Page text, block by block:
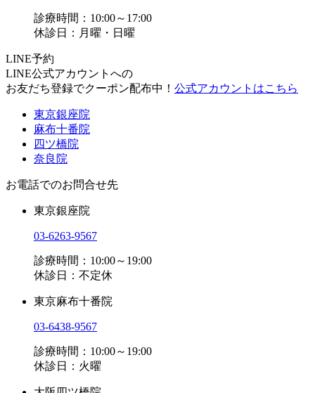
診療時間：10:00～17:00
休診日：月曜・日曜
LINE予約
LINE公式アカウントへの
お友だち登録でクーポン配布中！ 公式アカウントはこちら
東京銀座院
麻布十番院
四ツ橋院
奈良院
お電話でのお問合せ先
東京銀座院
03-6263-9567
診療時間：10:00～19:00
休診日：不定休
東京麻布十番院
03-6438-9567
診療時間：10:00～19:00
休診日：火曜